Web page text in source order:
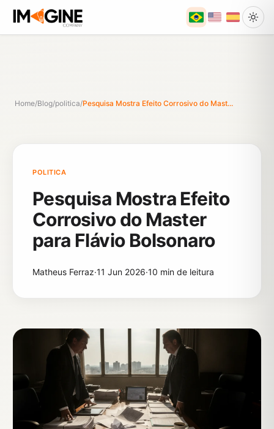
Home/Blog/politica/Pesquisa Mostra Efeito Corrosivo do Mast...
POLITICA
Pesquisa Mostra Efeito
Corrosivo do Master
para Flávio Bolsonaro
Matheus Ferraz·11 Jun 2026·10 min de leitura